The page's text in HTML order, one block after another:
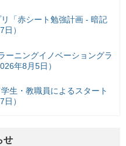
「赤シート勉強計画 - 暗記
）
ーニングイノベーショングラ
年8月5日）
生・教職員によるスタート
）
せ